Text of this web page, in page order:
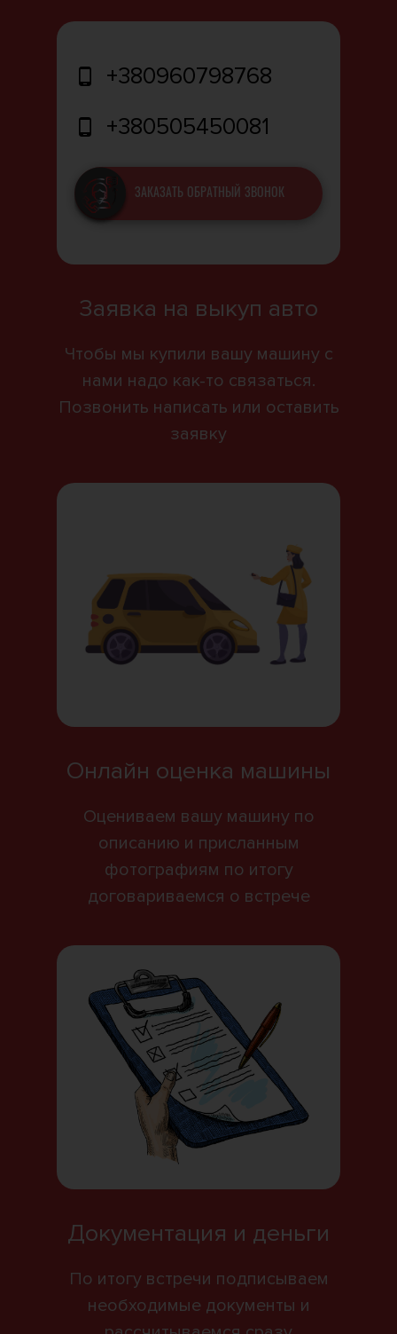
+380960798768
+380505450081
ЗАКАЗАТЬ ОБРАТНЫЙ ЗВОНОК
Заявка на выкуп авто
Чтобы мы купили вашу машину с
нами надо как-то связаться.
Позвонить написать или оставить
заявку
Онлайн оценка машины
Оцениваем вашу машину по
описанию и присланным
фотографиям по итогу
договариваемся о встрече
Документация и деньги
По итогу встречи подписываем
необходимые документы и